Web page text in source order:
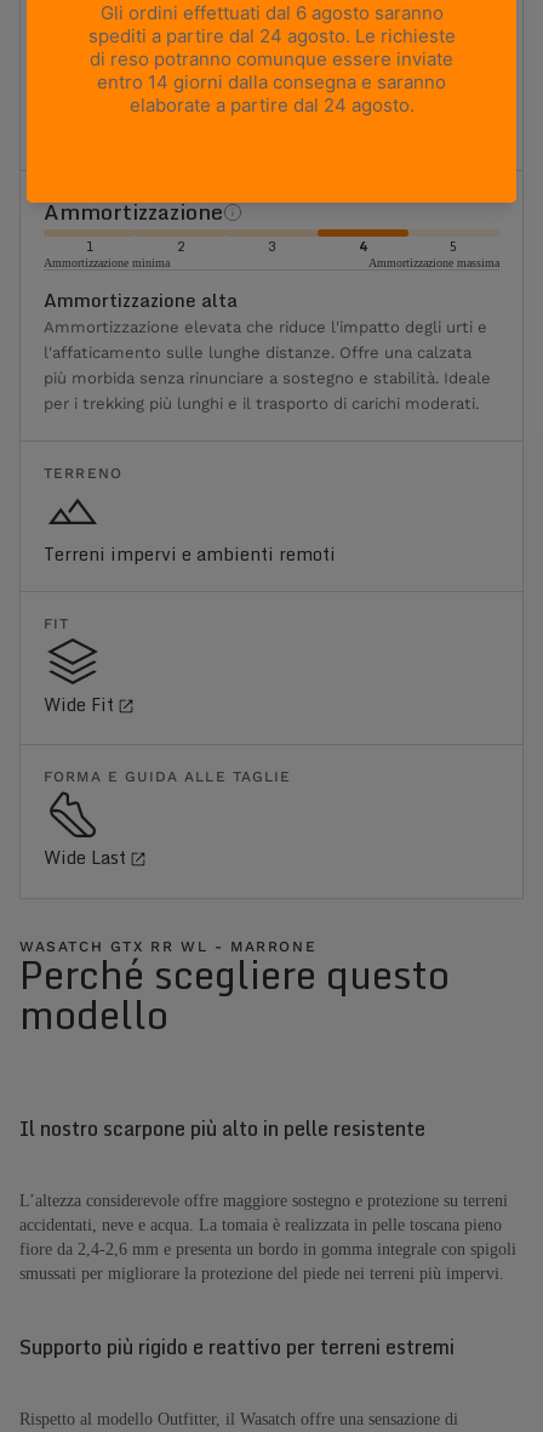
Massima flessibilità Massima rigidità
Rigida
Ideale per il trekking con zaino e i terreni più impegnativi.
Offre una piattaforma stabile, un'elevata rigidità torsionale
Ammortizzazione
1 2 3 4 5
Ammortizzazione minima Ammortizzazione massima
Ammortizzazione alta
Ammortizzazione elevata che riduce l'impatto degli urti e
l'affaticamento sulle lunghe distanze. Offre una calzata
più morbida senza rinunciare a sostegno e stabilità. Ideale
per i trekking più lunghi e il trasporto di carichi moderati.
TERRENO
Terreni impervi e ambienti remoti
FIT
Wide Fit
FORMA E GUIDA ALLE TAGLIE
Wide Last
WASATCH GTX RR WL - MARRONE
Perché scegliere questo
modello
Il nostro scarpone più alto in pelle resistente
L’altezza considerevole offre maggiore sostegno e protezione su terreni
accidentati, neve e acqua. La tomaia è realizzata in pelle toscana pieno
fiore da 2,4-2,6 mm e presenta un bordo in gomma integrale con spigoli
smussati per migliorare la protezione del piede nei terreni più impervi.
Supporto più rigido e reattivo per terreni estremi
Rispetto al modello Outfitter, il Wasatch offre una sensazione di